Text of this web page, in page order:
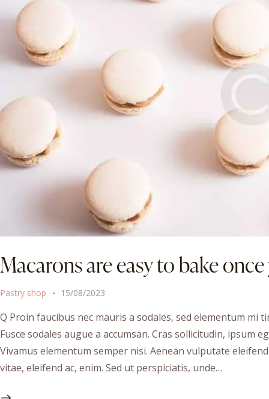
Macarons are easy to bake
Pastry shop 15/08/2023
Q Proin faucibus nec mauris a sodales, sed elementum mi
Fusce sodales augue a accumsan. Cras sollicitudin, ipsum
Vivamus elementum semper nisi. Aenean vulputate
vitae, eleifend ac, enim. Sed ut perspiciatis, unde…